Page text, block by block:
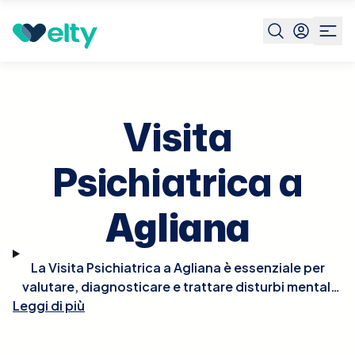
Prenota visita
Visita
Psichiatrica a
Agliana
La Visita Psichiatrica a Agliana è essenziale per
valutare, diagnosticare e trattare disturbi mentali
come depressione, ansia, disturbi bipolari,
Leggi di più